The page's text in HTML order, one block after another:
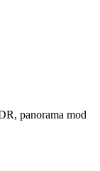
panorama mod